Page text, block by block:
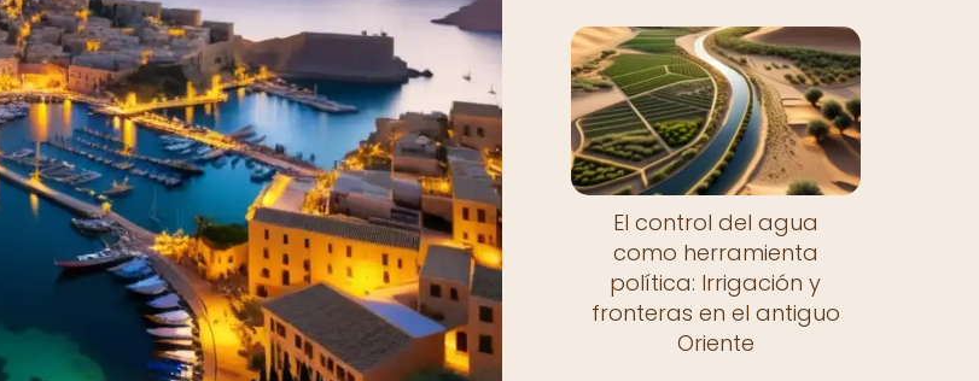
El control del agua
como herramienta
política: Irrigación y
fronteras en el antiguo
Oriente